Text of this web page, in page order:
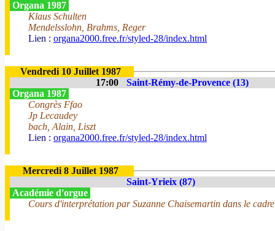
Organa 1987
Klaus Schulten
Mendelsslohn, Brahms, Reger
Lien : organa2000.free.fr/styled-28/index.html
Vendredi 10 Juillet 1987
17:00
Saint-Rémy-de-Provence (13)
Organa 1987
Congrès Ffao
Jp Lecaudey
bach, Alain, Liszt
Lien : organa2000.free.fr/styled-28/index.html
Mercredi 8 Juillet 1987
Saint-Yrieix (87)
Académie d'orgue
Cours d'interprétation par Suzanne Chaisemartin dans le